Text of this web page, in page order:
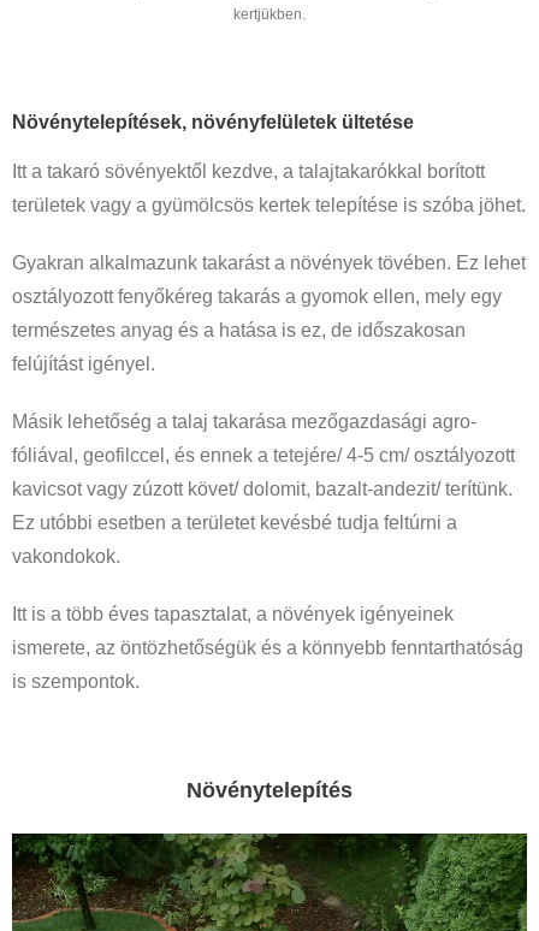
kertjükben.
Növénytelepítések, növényfelületek ültetése
Itt a takaró sövényektől kezdve, a talajtakarókkal borított
területek vagy a gyümölcsös kertek telepítése is szóba jöhet.
Gyakran alkalmazunk takarást a növények tövében. Ez lehet
osztályozott fenyőkéreg takarás a gyomok ellen, mely egy
természetes anyag és a hatása is ez, de időszakosan
felújítást igényel.
Másik lehetőség a talaj takarása mezőgazdasági agro-
fóliával, geofilccel, és ennek a tetejére/ 4-5 cm/ osztályozott
kavicsot vagy zúzott követ/ dolomit, bazalt-andezit/ terítünk.
Ez utóbbi esetben a területet kevésbé tudja feltúrni a
vakondokok.
Itt is a több éves tapasztalat, a növények igényeinek
ismerete, az öntözhetőségük és a könnyebb fenntarthatóság
is szempontok.
Növénytelepítés